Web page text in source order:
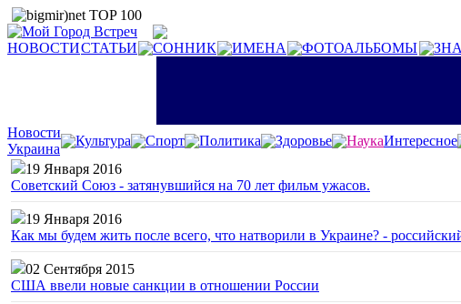
НОВОСТИСТАТЬИ СОННИК ИМЕНА ФОТОАЛЬБОМЫ
Новости
Украина
Культура Спорт Политика Здоровье НаукаИнтересное
19 Января 2016
Советский Союз - затянувшийся на 70 лет фильм ужасов.
19 Января 2016
Как мы будем жить после всего, что натворили в Украине? -
02 Сентября 2015
США ввели новые санкции в отношении России